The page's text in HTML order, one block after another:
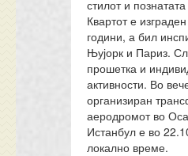
стилот и
Квартот е
години, а бил
Њујорк и Париз.
прошетка и
активности. Во
организиран
аеродромот во
Истанбул е во
локално време.